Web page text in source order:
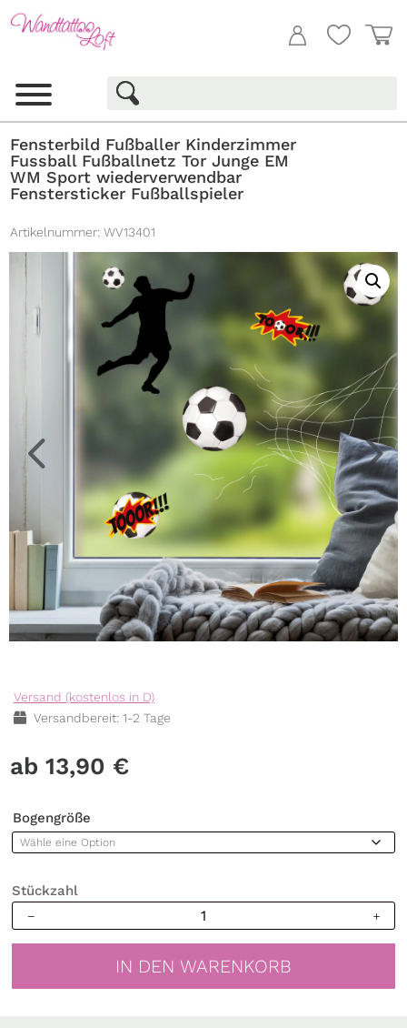
Fensterbild Fußballer Kinderzimmer
Fussball Fußballnetz Tor Junge EM
WM Sport wiederverwendbar
Fenstersticker Fußballspieler
Artikelnummer: WV13401
Versand (kostenlos in D)
Versandbereit: 1-2 Tage
13,90 €
Bogengröße
Stückzahl
Fußballer
IN DEN WARENKORB